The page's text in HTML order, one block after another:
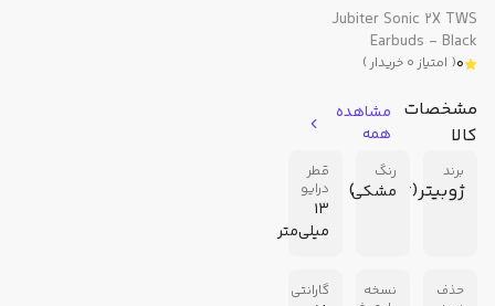
Jubiter Sonic 2X TWS
Earbuds - Black
0
( امتیاز 0 خریدار)
مشخصات
کالا
مشاهده
همه
برند
ژوبیتر(Jubiter)
رنگ
مشکی
قطر
درایو
13
میلی‌متر
حذف
نسخه
گارانتی